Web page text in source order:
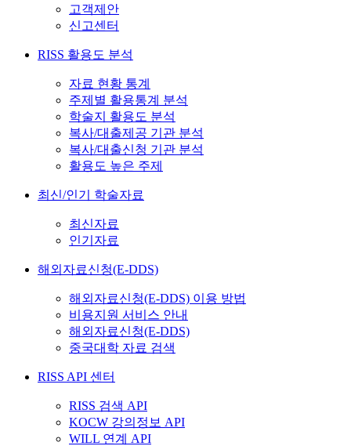
고객제안
신고센터
RISS 활용도 분석
자료 현황 통계
주제별 활용통계 분석
학술지 활용도 분석
복사/대출제공 기관 분석
복사/대출신청 기관 분석
활용도 높은 주제
최신/인기 학술자료
최신자료
인기자료
해외자료신청(E-DDS)
해외자료신청(E-DDS) 이용 방법
비용지원 서비스 안내
해외자료신청(E-DDS)
중국대학 자료 검색
RISS API 센터
RISS 검색 API
KOCW 강의정보 API
WILL 연계 API